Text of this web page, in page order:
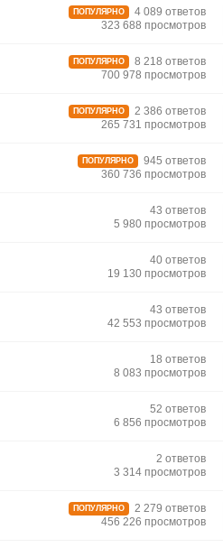
ПОПУЛЯРНО
4 089 ответов
323 688 просмотров
ПОПУЛЯРНО
8 218 ответов
700 978 просмотров
ПОПУЛЯРНО
2 386 ответов
265 731 просмотров
ПОПУЛЯРНО
945 ответов
360 736 просмотров
43 ответов
5 980 просмотров
40 ответов
19 130 просмотров
43 ответов
42 553 просмотров
18 ответов
8 083 просмотров
52 ответов
6 856 просмотров
2 ответов
3 314 просмотров
ПОПУЛЯРНО
2 279 ответов
456 226 просмотров